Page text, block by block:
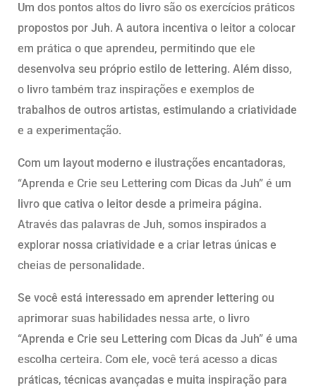
Um dos pontos altos do livro são os exercícios práticos
propostos por Juh. A autora incentiva o leitor a colocar
em prática o que aprendeu, permitindo que ele
desenvolva seu próprio estilo de lettering. Além disso,
o livro também traz inspirações e exemplos de
trabalhos de outros artistas, estimulando a criatividade
e a experimentação.
Com um layout moderno e ilustrações encantadoras,
“Aprenda e Crie seu Lettering com Dicas da Juh” é um
livro que cativa o leitor desde a primeira página.
Através das palavras de Juh, somos inspirados a
explorar nossa criatividade e a criar letras únicas e
cheias de personalidade.
Se você está interessado em aprender lettering ou
aprimorar suas habilidades nessa arte, o livro
“Aprenda e Crie seu Lettering com Dicas da Juh” é uma
escolha certeira. Com ele, você terá acesso a dicas
práticas, técnicas avançadas e muita inspiração para